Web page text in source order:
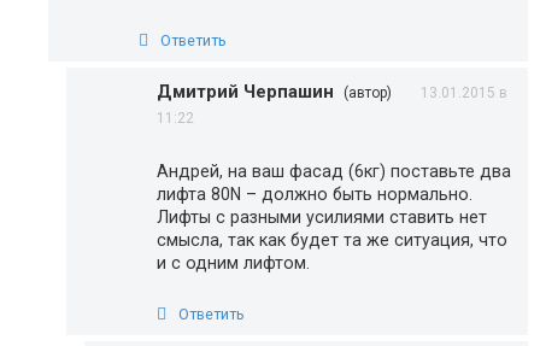
Ответить
Дмитрий Черпашин (автор)
13.01.2015 в
11:22
Андрей, на ваш фасад (6кг) поставьте два
лифта 80N – должно быть нормально.
Лифты с разными усилиями ставить нет
смысла, так как будет та же ситуация, что
и с одним лифтом.
Ответить